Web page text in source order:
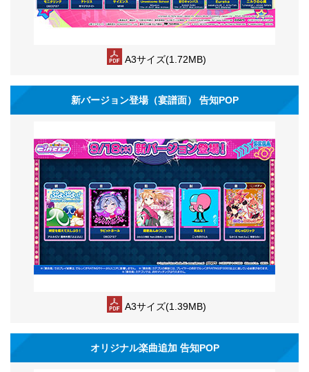
A3サイズ(1.72MB)
新バージョン登場（宴譜面） 告知POP
A3サイズ(1.39MB)
オリジナル楽曲追加 告知POP